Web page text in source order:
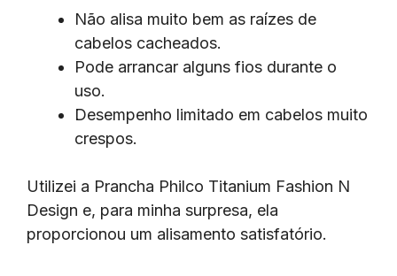
Não alisa muito bem as raízes de
cabelos cacheados.
Pode arrancar alguns fios durante o
uso.
Desempenho limitado em cabelos muito
crespos.
Utilizei a Prancha Philco Titanium Fashion N
Design e, para minha surpresa, ela
proporcionou um alisamento satisfatório.